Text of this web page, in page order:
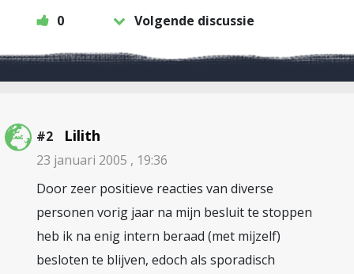
0 Volgende discussie
#2 Lilith
23 januari 2005 , 19:36
Door zeer positieve reacties van diverse
personen vorig jaar na mijn besluit te stoppen
heb ik na enig intern beraad (met mijzelf)
besloten te blijven, edoch als sporadisch